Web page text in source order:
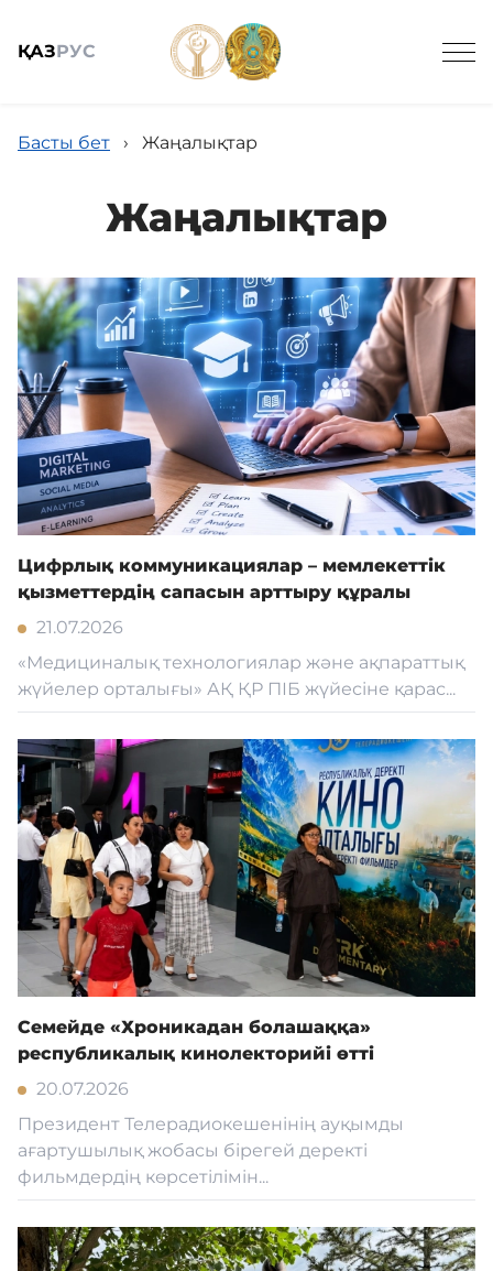
ҚАЗРУС
Жалпы мағлұмат
Жаңалықтар
Мемлекеттік сатып алу
Кадрмен қамтамасыз ету
Білім базасы
Қызмет
Кері байланыс
Адалдық алаңы
Нашар көретіндерге
арналған нұсқа
Басты бет › Жаңалықтар
Жаңалықтар
Цифрлық коммуникациялар – мемлекеттік
қызметтердің сапасын арттыру құралы
21.07.2026
«Медициналық технологиялар және ақпараттық
жүйелер орталығы» АҚ ҚР ПІБ жүйесіне қарас...
Семейде «Хроникадан болашаққа»
республикалық кинолекторийі өтті
20.07.2026
Президент Телерадиокешенінің ауқымды
ағартушылық жобасы бірегей деректі
фильмдердің көрсетілімін...